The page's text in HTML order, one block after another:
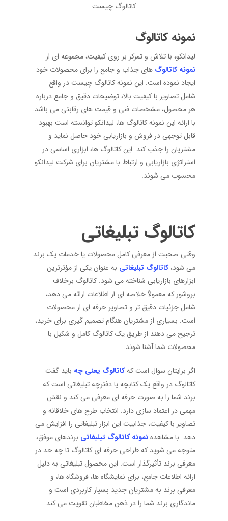
کاتالوگ چیست
نمونه کاتالوگ
لیدانکو، با تلاش و تمرکز بر روی کیفیت، مجموعه ‌ای از
نمونه کاتالوگ‌ های جذاب و جامع را برای محصولات خود
ایجاد نموده است. این نمونه کاتالوگ ‌چیست در واقع
شامل تصاویر با کیفیت بالا، توضیحات دقیق و جامع درباره
هر محصول، مشخصات فنی و قیمت‌ های رقابتی می ‌باشد.
با ارائه این نمونه کاتالوگ ‌ها، لیدانکو توانسته است بهبود
قابل توجهی در فروش و بازاریابی خود حاصل نماید و
مشتریان را جذب کند. این کاتالوگ ‌ها، ابزاری اساسی در
استراتژی بازاریابی و ارتباط با مشتریان برای شرکت لیدانکو
محسوب می ‌شوند.
کاتالوگ تبلیغاتی
وقتی صحبت از معرفی کامل محصولات یا خدمات یک برند
می شود،کاتالوگ تبلیغاتی به عنوان یکی از مؤثرترین
ابزارهای بازاریابی شناخته می شود. کاتالوگ برخلاف
بروشور که معمولاً خلاصه ای از اطلاعات ارائه می دهد،
شامل جزئیات دقیق تر و تصاویر حرفه ای از محصولات
است. بسیاری از مشتریان هنگام تصمیم گیری برای خرید،
ترجیح می دهند از طریق یک کاتالوگ کامل و شکیل با
محصولات شما آشنا شوند.
اگر برایتان سوال است کهکاتالوگ یعنی چه باید گفت
کاتالوگ در واقع یک کتابچه یا دفترچه تبلیغاتی است که
برند شما را به صورت حرفه ای معرفی می کند و نقش
مهمی در اعتماد سازی دارد. انتخاب طرح های خلاقانه و
تصاویر با کیفیت، جذابیت این ابزار تبلیغاتی را افزایش می
دهد. با مشاهدهنمونه کاتالوگ تبلیغاتی برندهای موفق،
متوجه می شوید که طراحی حرفه ای کاتالوگ تا چه حد در
معرفی برند تأثیرگذار است. این محصول تبلیغاتی به دلیل
ارائه اطلاعات جامع، برای نمایشگاه ها، فروشگاه ها، و
معرفی برند به مشتریان جدید بسیار کاربردی است و
ماندگاری برند شما را در ذهن مخاطبان تقویت می کند.